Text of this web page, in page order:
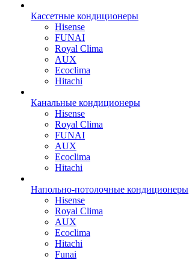
Кассетные кондиционеры
Hisense
FUNAI
Royal Clima
AUX
Ecoclima
Hitachi
Канальные кондиционеры
Hisense
Royal Clima
FUNAI
AUX
Ecoclima
Hitachi
Напольно-потолочные кондиционеры
Hisense
Royal Clima
AUX
Ecoclima
Hitachi
Funai